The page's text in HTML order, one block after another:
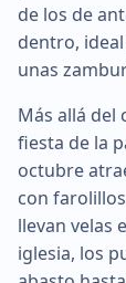
de los de
dentro,
unas
Más allá del
fiesta de la
octubre
con
llevan velas
iglesia, los